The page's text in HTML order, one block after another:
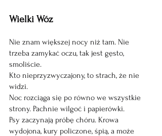
Wielki Wóz
Nie znam większej nocy niż tam. Nie
trzeba zamykać oczu, tak jest gęsto,
smoliście.
Kto nieprzyzwyczajony, to strach, że nie
widzi.
Noc rozciąga się po równo we wszystkie
strony. Pachnie wilgoć i papierówki.
Psy zaczynają próbę chóru. Krowa
wydojona, kury policzone, śpią, a może